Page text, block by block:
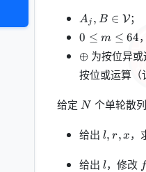
A_j, B \in
\mathcal{V}
Aj , B ∈ V；
0\le
m\le
64
0 ≤ m ≤ 64
\oplus
⊕ 为按位异或
按位或运算（
给定 N
N 个单轮散
给出 l,r,
x
l, r, x，
给出 l
l，修改 f